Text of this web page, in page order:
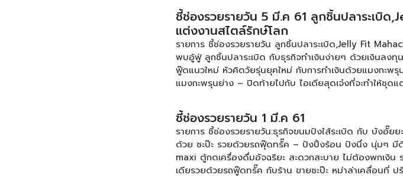
รวยรายวัน ทุกวันจันทร์ – ศุกร์ เวลา 10.00 -11.00 น. ได้
ข้อมูลเพิ่มเติมของรายการได้ที่ เฟสบุ๊ค :
[คลิก]
ชี้ช่องรวยรายวัน 5 มี.ค 61 ลูกชิ้นปลาระเบิด
แต่งงานสไตล์รักษ์โลก
รายการ ชี้ช่องรวยรายวัน ลูกชิ้นปลาระเบิด,Jelly Fit
พบอู้ฟู่ ลูกชิ้นปลาระเบิด กับธุรกิจทำเงินง่ายๆ ด้วยเงินลง
ฟู๊ดแนวใหม่ หัวคิดวัยรุ่นยุคใหม่ กับการทำเงินด้วยแมงกะพ
แมงกะพรุนย่าง – ปิดท้ายไปกับ ไอเดียสุดเจ๋งที่จะทำให้ชุด
10.00 -11.00 น. ได้ทาง ช่อง SmartSME ทรู 49 ติดตามข้
www.facebook.com/smartsme ดูตอนอื่นๆของรายการ
ชี้ช่องรวยรายวัน 1 มี.ค 61
รายการ ชี้ช่องรวยรายวัน:ธุรกิจขนมปังใส้ระเบิด กับ บังอั๊
ด้วย ซะป๊ะ รวยด้วยรถฟุ๊ดทรั๊ค – ปังปิ้งร้อน ปังนึ่ง นุ่มๆ มี
maxi ตู้กดเครื่องดื่มอัจฉริยะ สะดวกสะบาย ไม่ต้องพกเงิ
เดียรวยด้วยรถฟู๊ดทรั๊ค กับร้าน ขายซะป๊ะ หม่าล่าเคลื่อนที่ ป